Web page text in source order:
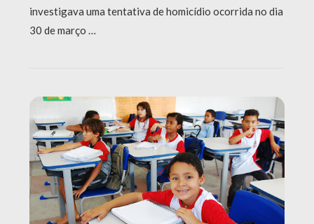
investigava uma tentativa de homicídio ocorrida no dia
30 de março …